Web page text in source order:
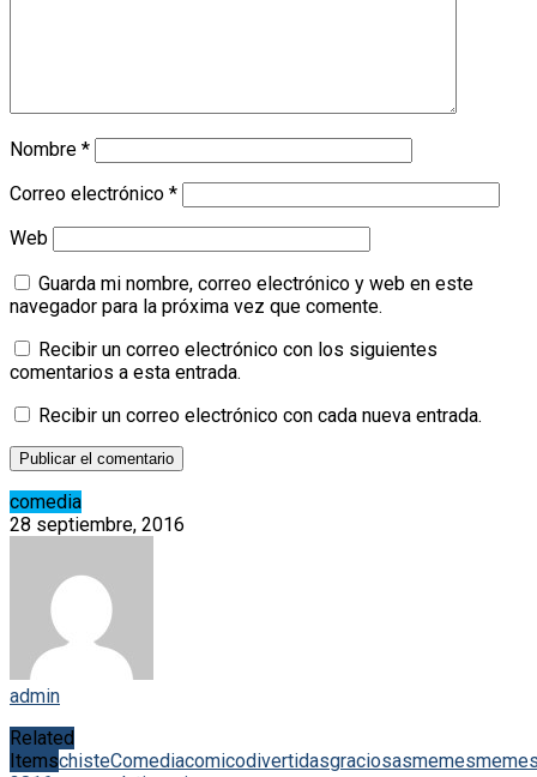
Nombre *
Correo electrónico *
Web
Guarda mi nombre, correo electrónico y web en este
navegador para la próxima vez que comente.
Recibir un correo electrónico con los siguientes
comentarios a esta entrada.
Recibir un correo electrónico con cada nueva entrada.
comedia
28 septiembre, 2016
admin
Related
ItemschisteComediacomicodivertidasgraciosasmemes